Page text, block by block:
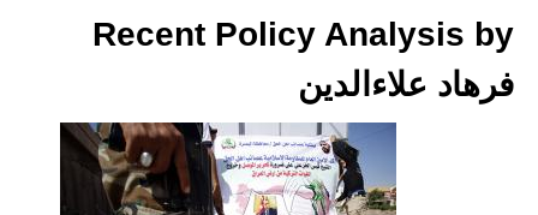
Recent Policy Analysis by
فرهاد علاءالدین